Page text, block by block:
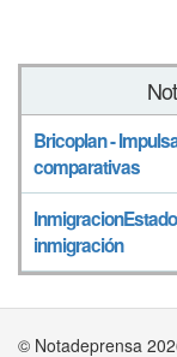
Bricoplan -
comparativas
inmigración
© Notadeprensa